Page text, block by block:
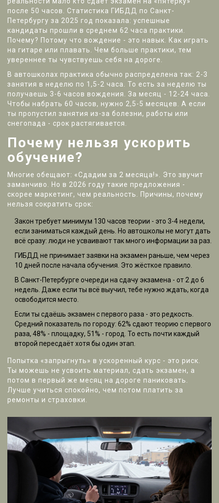
после 50 часов. Статистика ГИБДД по Санкт-
Петербургу за 2025 год показала: успешные
кандидаты прошли в среднем 62 часа практики.
Почему? Потому что вождение - это навык. Как играть
на гитаре или плавать. Чем больше практики, тем
увереннее ты чувствуешь себя на дороге.
В автошколах практика обычно распределена так: 2-3
занятия в неделю по 1,5-2 часа. То есть за неделю ты
получаешь 3-6 часов вождения. За месяц - 12-24 часа.
Чтобы набрать 60 часов, нужно 2,5-5 месяцев. А если
ты пропустил занятия из-за болезни, работы или
снегопада - срок растягивается.
Почему нельзя ускорить
обучение?
Многие обещают: «Сдадим за 2 месяца!». Это звучит
заманчиво. Но в 2026 году такие предложения -
скорее маркетинг, чем реальность. Причины, почему
нельзя сократить срок:
Закон требует минимум 130 часов теории - это 3-4 недели,
если заниматься каждый день. Но автошколы не могут дать
всё сразу: люди не усваивают так много информации за раз.
ГИБДД не принимает заявки на экзамен раньше, чем через
10 дней после начала обучения. Это жёсткое правило.
В Санкт-Петербурге очереди на сдачу экзамена - от 2 до 6
недель. Даже если ты всё выучил, тебе нужно ждать, когда
освободится место.
Если ты сдаёшь экзамен с первого раза - это редкость.
Средний показатель по городу: 62% сдают теорию с первого
раза, 48% - площадку, 51% - город. То есть почти каждый
второй пересдаёт хотя бы один этап.
Попытка «запрыгнуть» в ускоренный курс - это риск.
Ты можешь не усвоить материал, сдать экзамен, а
потом в первый же месяц на дороге паниковать.
Лучше учиться спокойно, чем потом платить за
ремонты и страховки.